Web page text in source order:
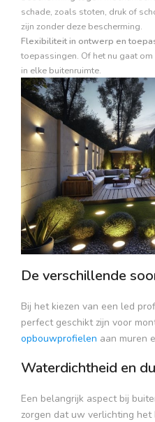
schade, zoals stoten, druk of
zijn zonder deze bescherming.
Flexibiliteit in ontwerp en
toepassingen. Of het nu gaat
in elke buitenruimte.
De verschillende
Bij het kiezen van een led
perfect geschikt zijn voor
opbouwprofielen aan muren
Waterdichtheid en
Een belangrijk aspect bij
zorgen dat uw verlichting